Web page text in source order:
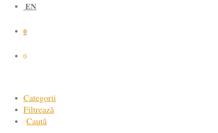
EN
0
0
Categorii
Filtrează
⁄ Caută